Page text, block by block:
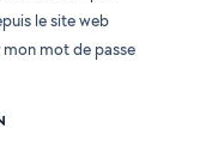
le site web
mot de passe